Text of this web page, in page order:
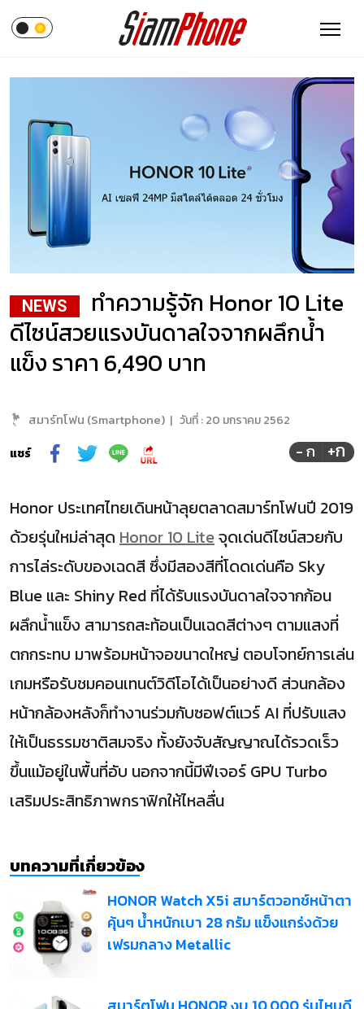
NEWS
ทำความรู้จัก Honor 10 Lite
ดีไซน์สวยแรงบันดาลใจจากผลึกน้ำ
แข็ง ราคา 6,490 บาท
สมาร์ทโฟน (Smartphone) | วันที่ :20 มกราคม 2562
แชร์
- ก +ก
Honor ประเทศไทยเดินหน้าลุยตลาดสมาร์ทโฟนปี 2019
ด้วยรุ่นใหม่ล่าสุด Honor 10 Liteจุดเด่นดีไซน์สวยกับ
การไล่ระดับของเฉดสี ซึ่งมีสองสีที่โดดเด่นคือ Sky
Blue และ Shiny Red ที่ได้รับแรงบันดาลใจจากก้อน
ผลึกน้ำแข็ง สามารถสะท้อนเป็นเฉดสีต่างๆ ตามแสงที่
ตกกระทบ มาพร้อมหน้าจอขนาดใหญ่ ตอบโจทย์การเล่น
เกมหรือรับชมคอนเทนต์วิดีโอได้เป็นอย่างดี ส่วนกล้อง
หน้ากล้องหลังก็ทำงานร่วมกับซอฟต์แวร์ AI ที่ปรับแสง
ให้เป็นธรรมชาติสมจริง ทั้งยังจับสัญญาณได้รวดเร็ว
ขึ้นแม้อยู่ในพื้นที่อับ นอกจากนี้มีฟีเจอร์ GPU Turbo
เสริมประสิทธิภาพกราฟิกให้ไหลลื่น
บทความที่เกี่ยวข้อง
HONOR Watch X5i สมาร์ตวอทช์หน้าตา
คุ้นๆ น้ำหนักเบา 28 กรัม แข็งแกร่งด้วย
เฟรมกลาง Metallic